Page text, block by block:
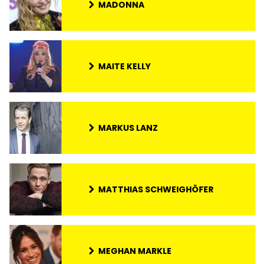
MADONNA
MAITE KELLY
MARKUS LANZ
MATTHIAS SCHWEIGHÖFER
MEGHAN MARKLE